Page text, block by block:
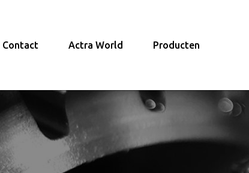
Contact Actra World Producten